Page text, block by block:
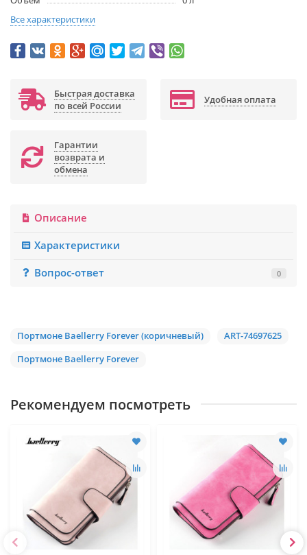
Все характеристики
Быстрая доставка
по всей России
Удобная оплата
Гарантии
возврата и
обмена
Описание
Характеристики
Вопрос-ответ
0
Портмоне Baellerry Forever (коричневый)
ART-74697625
Портмоне Baellerry Forever
Рекомендуем посмотреть